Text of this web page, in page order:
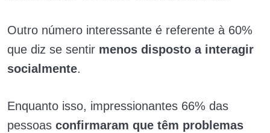
Outro número interessante é referente à 60%
que diz se sentir menos disposto a interagir
socialmente.
Enquanto isso, impressionantes 66% das
pessoas confirmaram que têm problemas